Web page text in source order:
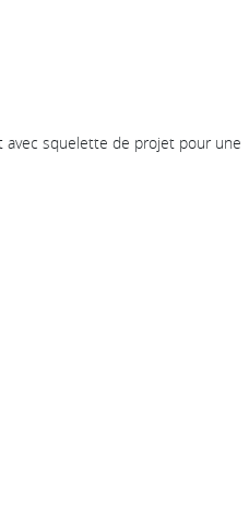
avec squelette de projet pour une